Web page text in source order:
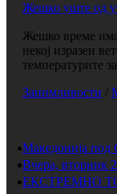
Жешко уште од
Жешко време
некој изразен
температурите
Занимливости /
Македонија под
Вчера, вторник
ЕКСТРЕМНО